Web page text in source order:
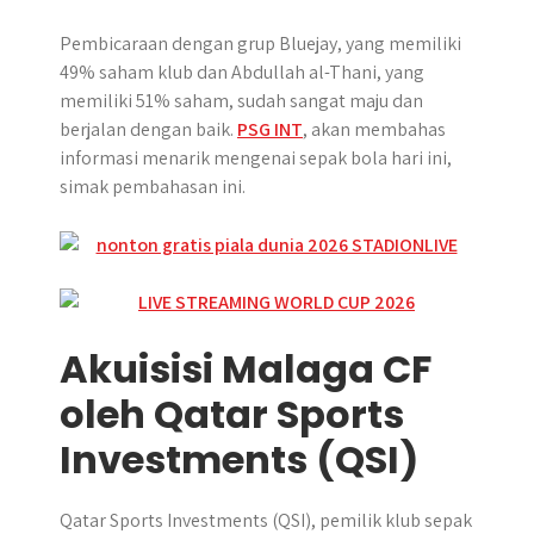
Pembicaraan dengan grup Bluejay, yang memiliki
49% saham klub dan Abdullah al-Thani, yang
memiliki 51% saham, sudah sangat maju dan
berjalan dengan baik. PSG INT, akan membahas
informasi menarik mengenai sepak bola hari ini,
simak pembahasan ini.
Akuisisi Malaga CF
oleh Qatar Sports
Investments (QSI)
Qatar Sports Investments (QSI), pemilik klub sepak